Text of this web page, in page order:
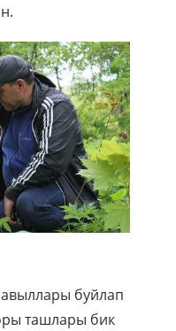
буйлап
ташлары бик